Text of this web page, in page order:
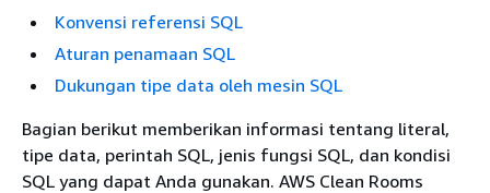
Konvensi referensi SQL
Aturan penamaan SQL
Dukungan tipe data oleh mesin SQL
Bagian berikut memberikan informasi tentang literal,
tipe data, perintah SQL, jenis fungsi SQL, dan kondisi
SQL yang dapat Anda gunakan. AWS Clean Rooms